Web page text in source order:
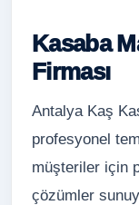
Kasaba
Firması
Antalya Kaş
profesyonel
müşteriler için
çözümler